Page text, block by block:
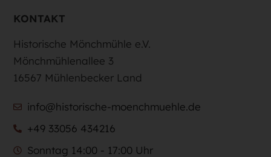
KONTAKT
Historische Mönchmühle e.V.
Mönchmühlenallee 3
16567 Mühlenbecker Land
info@historische-moenchmuehle.de
+49 33056 434216
Sonntag 14:00 - 17:00 Uhr